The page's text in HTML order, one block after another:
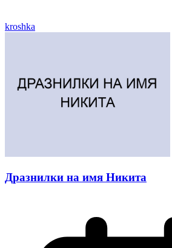
kroshka
Дразнилки на имя Никита